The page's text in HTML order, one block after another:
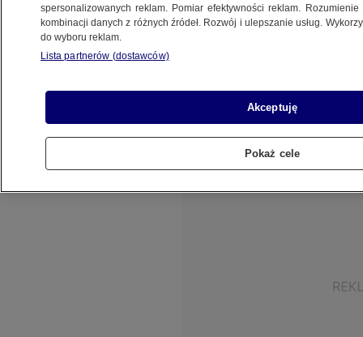
Udostępnij
Szef australijskiego rządu Scott Morrison
okrętów podwodnych. Jak stwierdził, jego kraj
miał "zasadnicze zastrzeżenia" do
"skuteczności bojowej" jednostek.
spersonalizowanych reklam. Pomiar efektywności reklam.
kombinacji danych z różnych źródeł. Rozwój i ulepszanie usług.
do wyboru reklam.
Lista partnerów (dostawców)
Akceptuję
Pokaż cele